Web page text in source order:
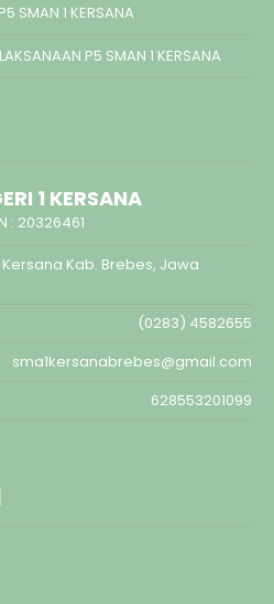
SMAN 1 KERSANA
P5 SMAN 1 KERSANA
1 KERSANA
: 20326461
Kab. Brebes, Jawa
(0283) 4582655
sma1kersanabrebes@gmail.com
628553201099